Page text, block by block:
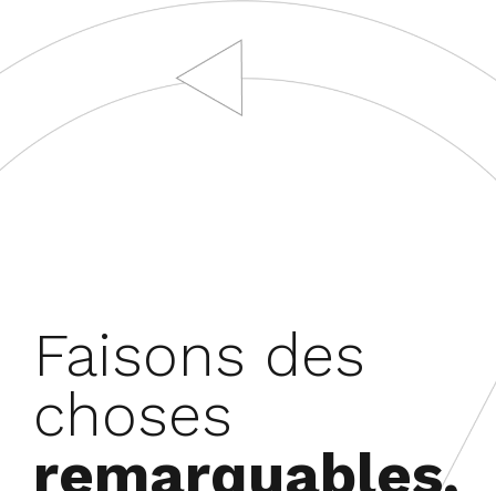
Faisons des
choses
remarquables,